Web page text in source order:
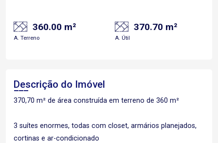
360.00 m²
A. Terreno
370.70 m²
A. Útil
Descrição do Imóvel
370,70 m² de área construída em terreno de 360 m²
3 suítes enormes, todas com closet, armários planejados,
cortinas e ar-condicionado